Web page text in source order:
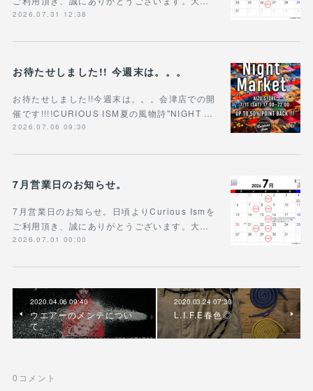
2026.07.31 12:38
お待たせしました!! 今週末は。。。
お待たせしました!!今週末は。。。会津店での開
催です!!!!CURIOUS ISM夏の風物詩"NIGHT …
2026.07.06 09:30
7月営業日のお知らせ。
7月営業日のお知らせ。日頃よりCurious Ismを
ご利用頂き、誠にありがとうございます。大…
2026.07.01 00:00
2020.04.06 09:40
ウエアーのメンテについ
て。
2020.03.24 07:30
L.I.F.E春色◎
0 コメント